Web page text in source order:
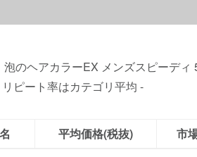
泡のヘアカラーEX メンズスピーデ
リピート率はカテゴリ平均 -
平均価格(税抜) 市